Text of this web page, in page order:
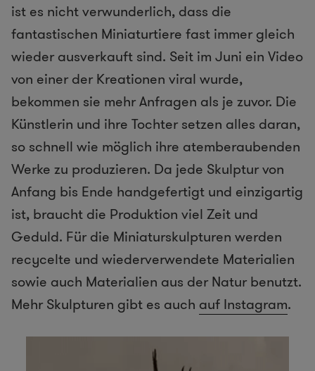
ist es nicht verwunderlich, dass die
fantastischen Miniaturtiere fast immer gleich
wieder ausverkauft sind. Seit im Juni ein Video
von einer der Kreationen viral wurde,
bekommen sie mehr Anfragen als je zuvor. Die
Künstlerin und ihre Tochter setzen alles daran,
so schnell wie möglich ihre atemberaubenden
Werke zu produzieren. Da jede Skulptur von
Anfang bis Ende handgefertigt und einzigartig
ist, braucht die Produktion viel Zeit und
Geduld. Für die Miniaturskulpturen werden
recycelte und wiederverwendete Materialien
sowie auch Materialien aus der Natur benutzt.
Mehr Skulpturen gibt es auch auf Instagram.